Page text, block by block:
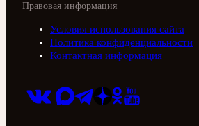
Правовая информация
Условия использования сайта
Политика конфиденциальности
Контактная информация